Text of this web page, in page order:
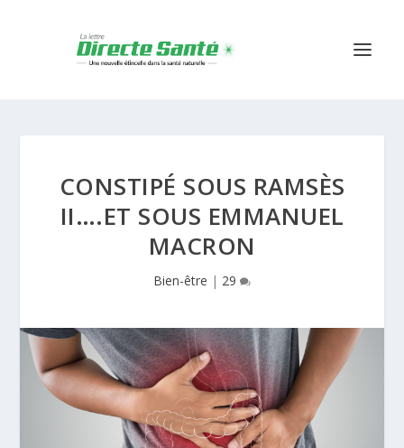
CONSTIPÉ SOUS RAMSÈS
II….ET SOUS EMMANUEL
MACRON
Bien-être | 29